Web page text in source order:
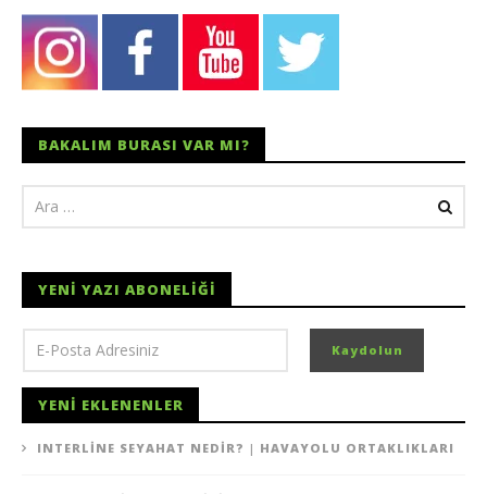
BAKALIM BURASI VAR MI?
YENI YAZI ABONELIĞI
YENI EKLENENLER
INTERLINE SEYAHAT NEDIR? | HAVAYOLU ORTAKLIKLARI